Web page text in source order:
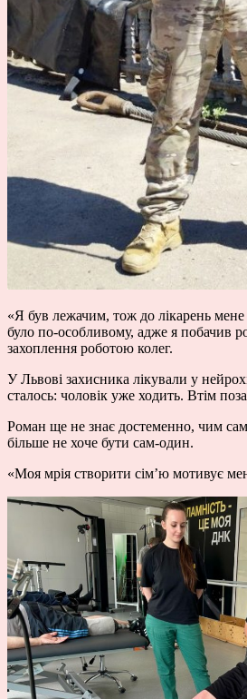
«Я був лежачим, тож до лікарень
було по-особливому, адже я побачив
захоплення роботою колег.
У Львові захисника лікували у
сталось: чоловік уже ходить. Втім
Роман ще не знає достеменно, чим
більше не хоче бути сам-один.
«Моя мрія створити сім’ю мотивує